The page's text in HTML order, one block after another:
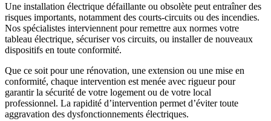
Une installation électrique défaillante ou obsolète peut entraîner des
risques importants, notamment des courts-circuits ou des incendies.
Nos spécialistes interviennent pour remettre aux normes votre
tableau électrique, sécuriser vos circuits, ou installer de nouveaux
dispositifs en toute conformité.
Que ce soit pour une rénovation, une extension ou une mise en
conformité, chaque intervention est menée avec rigueur pour
garantir la sécurité de votre logement ou de votre local
professionnel. La rapidité d’intervention permet d’éviter toute
aggravation des dysfonctionnements électriques.